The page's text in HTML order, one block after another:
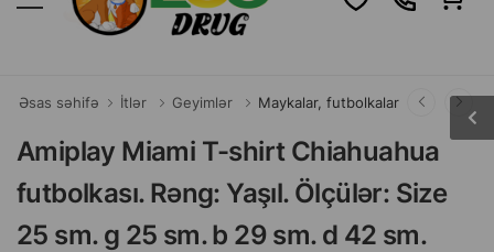
Əsas səhifə İtlər Geyimlər Maykalar, futbolkalar
Amiplay Miami T-shirt Chiahuahua
futbolkası. Rəng: Yaşıl. Ölçülər: Size
25 sm. g 25 sm. b 29 sm. d 42 sm.